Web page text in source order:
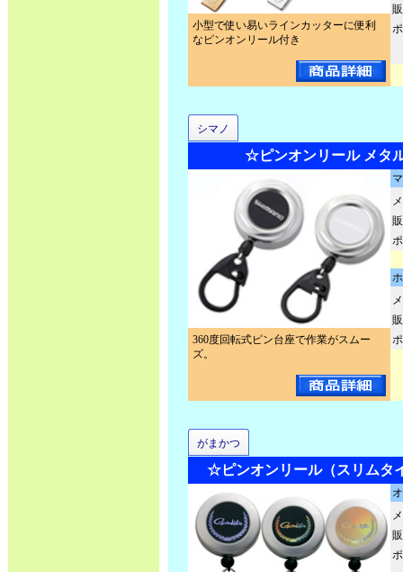
小型で使い易いラインカッターに便利
なピンオンリール付き
シマノ
☆ピンオンリール メタ
360度回転式ピン台座で作業がスムー
ズ。
がまかつ
☆ピンオンリール（スリムタ